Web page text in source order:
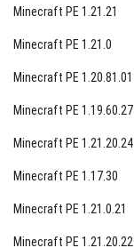
Minecraft PE 1.21.21
Minecraft PE 1.21.0
Minecraft PE 1.20.81.01
Minecraft PE 1.19.60.27
Minecraft PE 1.21.20.24
Minecraft PE 1.17.30
Minecraft PE 1.21.0.21
Minecraft PE 1.21.20.22